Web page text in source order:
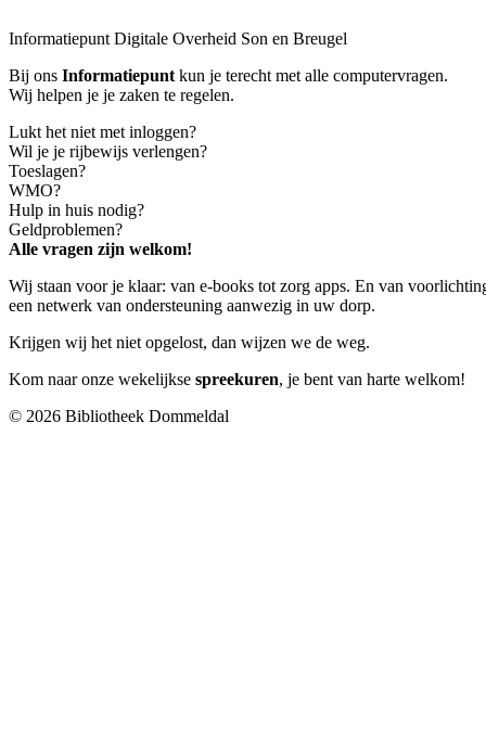
Informatiepunt Digitale Overheid Son en Breugel
Bij ons Informatiepunt kun je terecht met alle computervragen.
Wij helpen je je zaken te regelen.
Lukt het niet met inloggen?
Wil je je rijbewijs verlengen?
Toeslagen?
WMO?
Hulp in huis nodig?
Geldproblemen?
Alle vragen zijn welkom!
Wij staan voor je klaar: van e-books tot zorg apps. En van
een netwerk van ondersteuning aanwezig in uw dorp.
Krijgen wij het niet opgelost, dan wijzen we de weg.
Kom naar onze wekelijkse spreekuren, je bent van harte welkom!
© 2026 Bibliotheek Dommeldal